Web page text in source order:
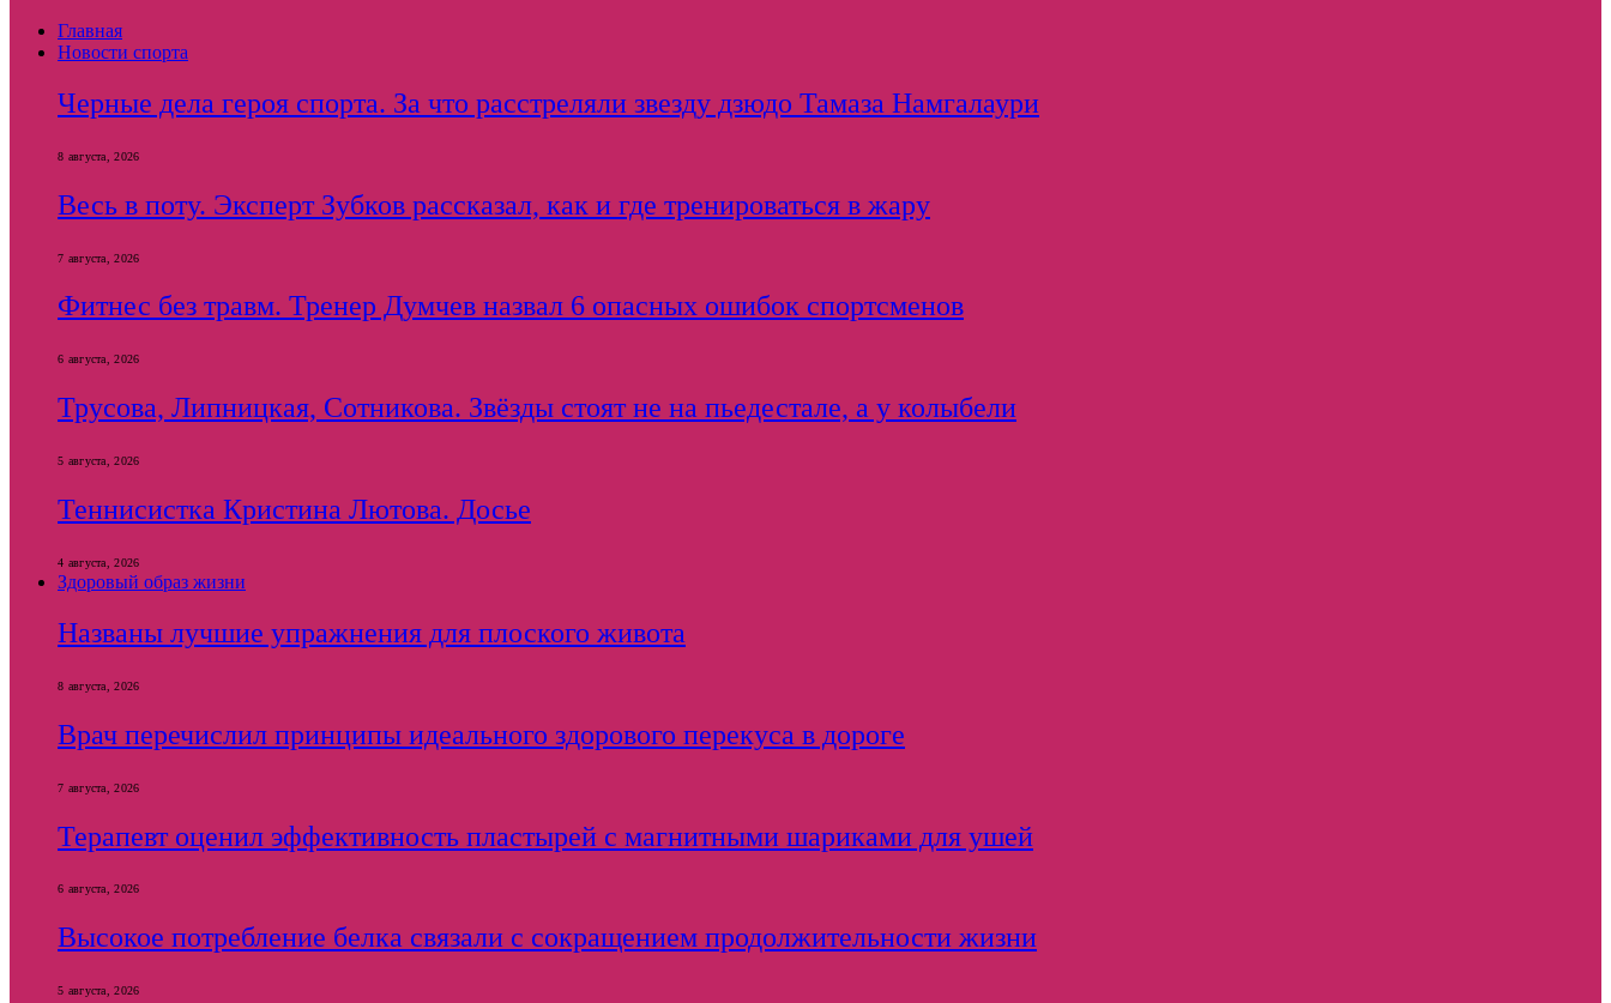
Главная
Новости спорта
Черные дела героя спорта. За что расстреляли звезду дзюдо Тамаза Намгалаури
8 августа, 2026
Весь в поту. Эксперт Зубков рассказал, как и где тренироваться в жару
7 августа, 2026
Фитнес без травм. Тренер Думчев назвал 6 опасных ошибок спортсменов
6 августа, 2026
Трусова, Липницкая, Сотникова. Звёзды стоят не на пьедестале, а у колыбели
5 августа, 2026
Теннисистка Кристина Лютова. Досье
4 августа, 2026
Здоровый образ жизни
Названы лучшие упражнения для плоского живота
8 августа, 2026
Врач перечислил принципы идеального здорового перекуса в дороге
7 августа, 2026
Терапевт оценил эффективность пластырей с магнитными шариками для ушей
6 августа, 2026
Высокое потребление белка связали с сокращением продолжительности жизни
5 августа, 2026